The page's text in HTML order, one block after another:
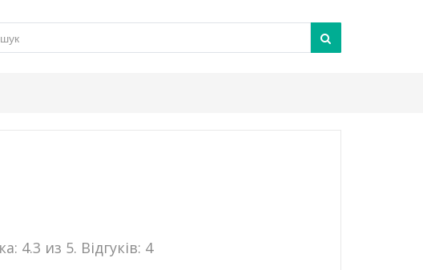
4.3 из 5. Відгуків: 4